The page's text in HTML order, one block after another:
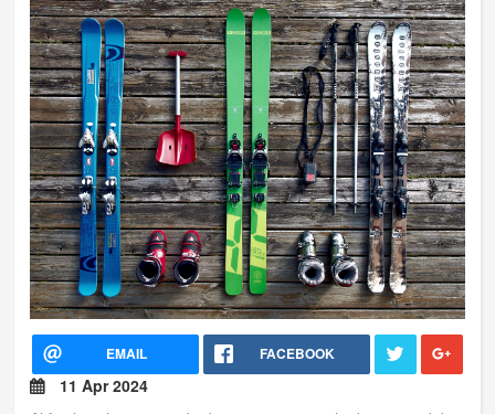
Ski
Blog
Contacto
Tus reservas
Inicia sessión
Regístrate
EMAIL FACEBOOK
11 Apr 2024